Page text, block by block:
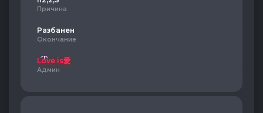
Причина
Разбанен
Окончание
Love is爱
Админ